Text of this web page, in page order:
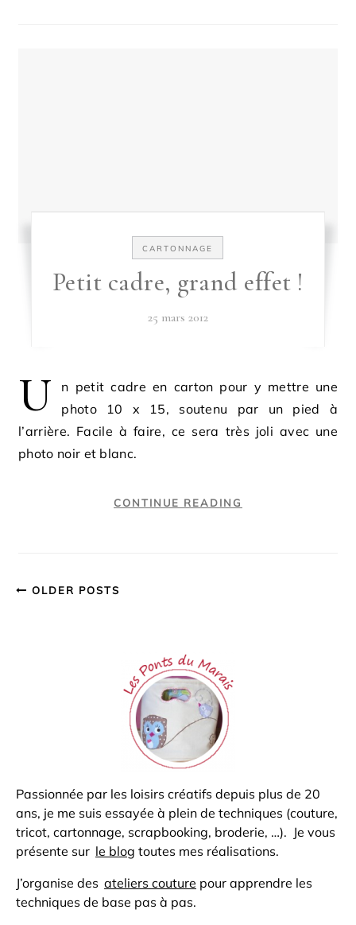
CARTONNAGE
Petit cadre, grand effet !
25 mars 2012
U
n petit cadre en carton pour y mettre une
photo 10 x 15, soutenu par un pied à
l’arrière. Facile à faire, ce sera très joli avec une
photo noir et blanc.
CONTINUE READING
OLDER POSTS
Passionnée par les loisirs créatifs depuis plus de 20
ans, je me suis essayée à plein de techniques (couture,
tricot, cartonnage, scrapbooking, broderie, …). Je vous
présente sur le blog toutes mes réalisations.
J’organise des ateliers couture pour apprendre les
techniques de base pas à pas.